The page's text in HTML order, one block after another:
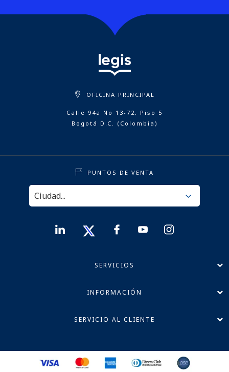
OFICINA PRINCIPAL
Calle 94a No 13-72, Piso 5
Bogotá D.C. (Colombia)
PUNTOS DE VENTA
SERVICIOS
INFORMACIÓN
SERVICIO AL CLIENTE